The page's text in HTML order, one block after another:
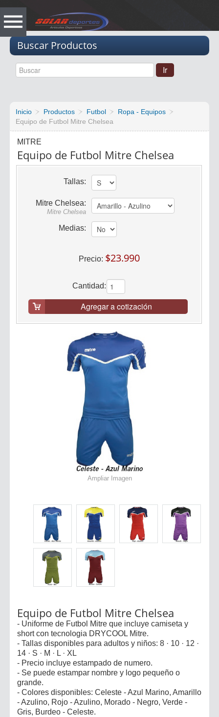
Buscar Productos
Inicio Productos Futbol
Ropa - Equipos
Equipo de Futbol Mitre Chelsea
MITRE
Equipo de Futbol Mitre Chelsea
Tallas:
Mitre Chelsea:
Mitre Chelsea
Medias:
Precio: $23.990
Cantidad:
Agregar a cotización
Ampliar Imagen
Equipo de Futbol Mitre Chelsea
- Uniforme de Futbol Mitre que incluye camiseta y
short con tecnologia DRYCOOL Mitre.
- Tallas disponibles para adultos y niños: 8 · 10 · 12 ·
14 · S · M · L · XL
- Precio incluye estampado de numero.
- Se puede estampar nombre y logo pequeño o
grande.
- Colores disponibles: Celeste - Azul Marino, Amarillo
- Azulino, Rojo - Azulino, Morado - Negro, Verde -
Gris, Burdeo - Celeste.